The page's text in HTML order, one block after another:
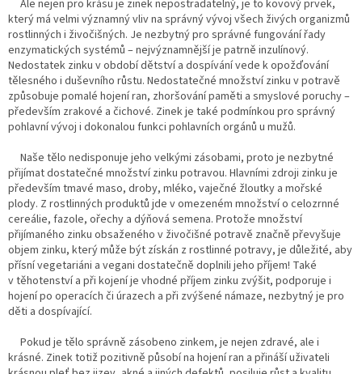
Ale nejen pro krásu je zinek nepostradatelný, je to kovový prvek,
který má velmi významný vliv na správný vývoj všech živých organizmů
rostlinných i živočišných. Je nezbytný pro správné fungování řady
enzymatických systémů – nejvýznamnější je patrně inzulínový.
Nedostatek zinku v období dětství a dospívání vede k opožďování
tělesného i duševního růstu. Nedostatečné množství zinku v potravě
způsobuje pomalé hojení ran, zhoršování paměti a smyslové poruchy –
především zrakové a čichové. Zinek je také podmínkou pro správný
pohlavní vývoj i dokonalou funkci pohlavních orgánů u mužů.
Naše tělo nedisponuje jeho velkými zásobami, proto je nezbytné
přijímat dostatečné množství zinku potravou. Hlavními zdroji zinku je
především tmavé maso, droby, mléko, vaječné žloutky a mořské
plody. Z rostlinných produktů jde v omezeném množství o celozrnné
cereálie, fazole, ořechy a dýňová semena. Protože množství
přijímaného zinku obsaženého v živočišné potravě značně převyšuje
objem zinku, který může být získán z rostlinné potravy, je důležité, aby
přísní vegetariáni a vegani dostatečně doplnili jeho příjem! Také
v těhotenství a při kojení je vhodné příjem zinku zvýšit, podporuje i
hojení po operacích či úrazech a při zvýšené námaze, nezbytný je pro
děti a dospívající.
Pokud je tělo správně zásobeno zinkem, je nejen zdravé, ale i
krásné. Zinek totiž pozitivně působí na hojení ran a přináší uživateli